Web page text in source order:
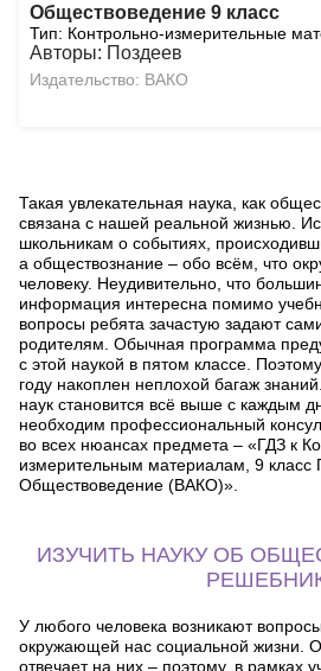
Обществоведение 9 класс
Тип: Контрольно-измерительные
Авторы: Поздеев
Издательство: ВАКО
Такая увлекательная наука, как
связана с нашей реальной жизнью.
школьникам о событиях,
а обществознание – обо всём, что
человеку. Неудивительно, что
информация интересна помимо
вопросы ребята зачастую задают
родителям. Обычная программа
с этой наукой в пятом классе.
году накоплен неплохой багаж
наук становится всё выше с каждым
необходим профессиональный
во всех нюансах предмета – «ГДЗ к
измерительным материалам, 9 класс
Обществоведение (ВАКО)».
ИЗУЧИТЬ НАУКУ ОБ
У любого человека возникают
окружающей нас социальной жизни.
отвечает на них – поэтому, в рамках